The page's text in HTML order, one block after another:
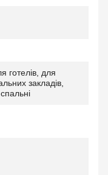
готелів, для
закладів,